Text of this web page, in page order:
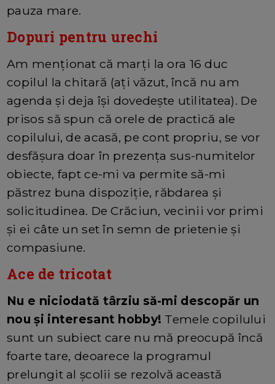
pauza mare.
Dopuri pentru urechi
Am menționat că marți la ora 16 duc
copilul la chitară (ați văzut, încă nu am
agenda și deja își dovedește utilitatea). De
prisos să spun că orele de practică ale
copilului, de acasă, pe cont propriu, se vor
desfășura doar în prezența sus-numitelor
obiecte, fapt ce-mi va permite să-mi
păstrez buna dispoziție, răbdarea și
solicitudinea. De Crăciun, vecinii vor primi
și ei câte un set în semn de prietenie și
compasiune.
Ace de tricotat
Nu e niciodată târziu să-mi descopăr un
nou și interesant hobby! Temele copilului
sunt un subiect care nu mă preocupă încă
foarte tare, deoarece la programul
prelungit al școlii se rezolvă această